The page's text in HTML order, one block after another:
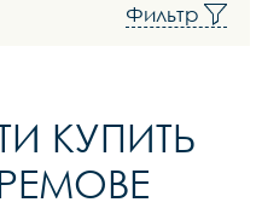
Фильтр
КУПИТЬ